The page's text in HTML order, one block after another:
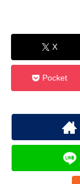
X
Pocket